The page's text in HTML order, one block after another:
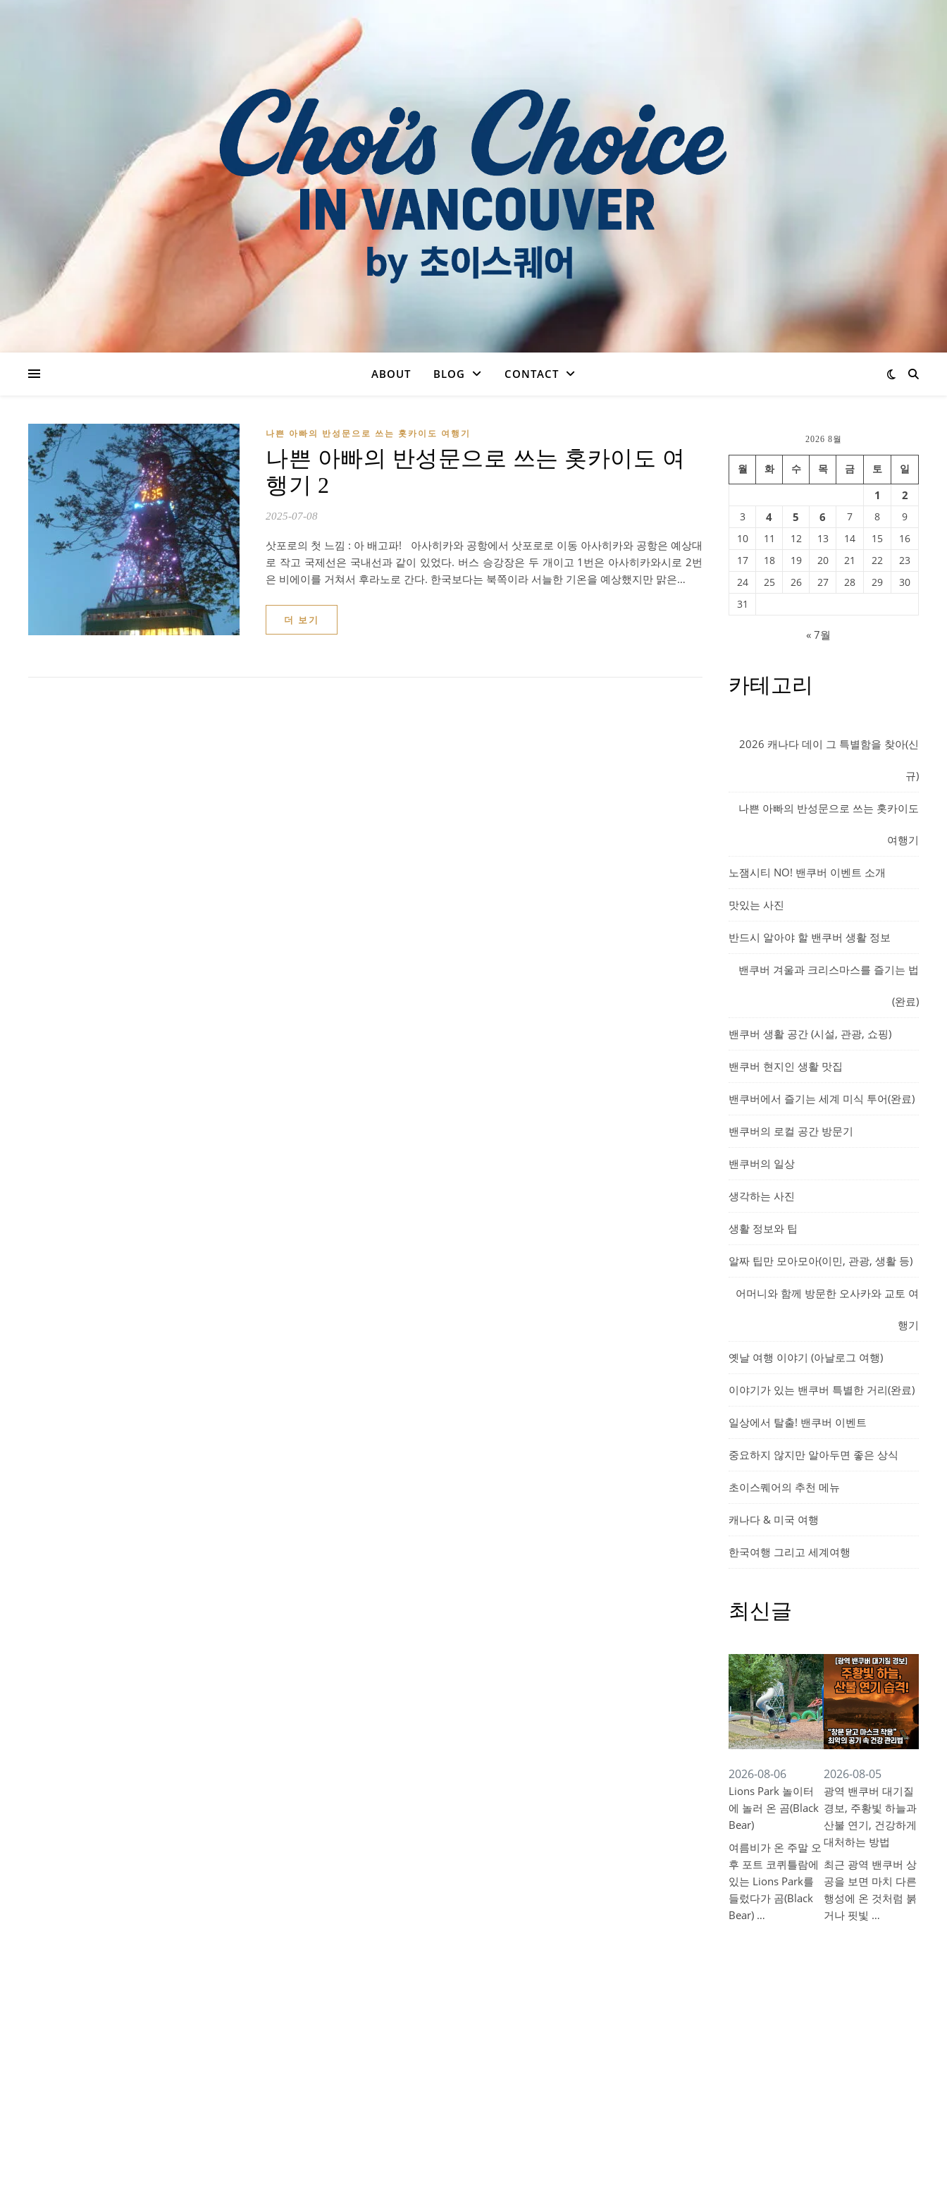
ABOUT BLOG CONTACT
나쁜 아빠의 반성문으로 쓰는 홋카이도 여행기
나쁜 아빠의 반성문으로 쓰는 홋카이도 여
행기 2
2025-07-08
삿포로의 첫 느낌 : 아 배고파! 아사히카와 공항에서 삿포로로 이동 아사히카와 공항은 예상대
로 작고 국제선은 국내선과 같이 있었다. 버스 승강장은 두 개이고 1번은 아사히카와시로 2번
은 비에이를 거쳐서 후라노로 간다. 한국보다는 북쪽이라 서늘한 기온을 예상했지만 맑은…
더 보기
2026 8월
월 화 수 목 금 토 일
1 2
3 4 5 6 7 8
9
10
11 12 13 14 15
16
17
18 19 20 21 22
23
24
25 26 27 28 29
30
31
« 7월
카테고리
2026 캐나다 데이 그 특별함을 찾아(신
규)
나쁜 아빠의 반성문으로 쓰는 홋카이도
여행기
노잼시티 NO! 밴쿠버 이벤트 소개
맛있는 사진
반드시 알아야 할 밴쿠버 생활 정보
밴쿠버 겨울과 크리스마스를 즐기는 법
(완료)
밴쿠버 생활 공간 (시설, 관광, 쇼핑)
밴쿠버 현지인 생활 맛집
밴쿠버에서 즐기는 세계 미식 투어(완료)
밴쿠버의 로컬 공간 방문기
밴쿠버의 일상
생각하는 사진
생활 정보와 팁
알짜 팁만 모아모아(이민, 관광, 생활 등)
어머니와 함께 방문한 오사카와 교토 여
행기
옛날 여행 이야기 (아날로그 여행)
이야기가 있는 밴쿠버 특별한 거리(완료)
일상에서 탈출! 밴쿠버 이벤트
중요하지 않지만 알아두면 좋은 상식
초이스퀘어의 추천 메뉴
캐나다 & 미국 여행
한국여행 그리고 세계여행
최신글
2026-08-06
Lions Park 놀이터
에 놀러 온 곰(Black
Bear)
여름비가 온 주말 오
후 포트 코퀴틀람에
있는 Lions Park를
들렀다가 곰(Black
Bear) …
2026-08-05
광역 밴쿠버 대기질
경보, 주황빛 하늘과
산불 연기, 건강하게
대처하는 방법
최근 광역 밴쿠버 상
공을 보면 마치 다른
행성에 온 것처럼 붉
거나 핏빛 …